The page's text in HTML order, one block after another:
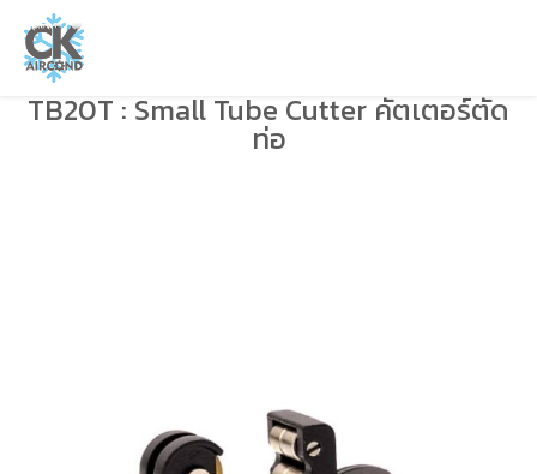
TB20T : Small Tube Cutter คัตเตอร์ตัด
ท่อ